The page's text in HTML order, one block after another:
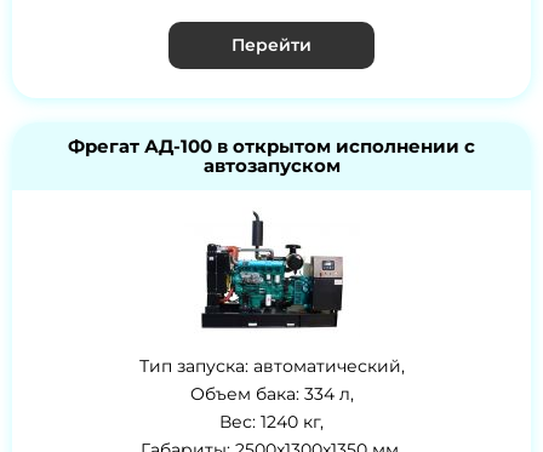
Перейти
Фрегат АД-100 в открытом исполнении с
автозапуском
Тип запуска: автоматический,
Объем бака: 334 л,
Вес: 1240 кг,